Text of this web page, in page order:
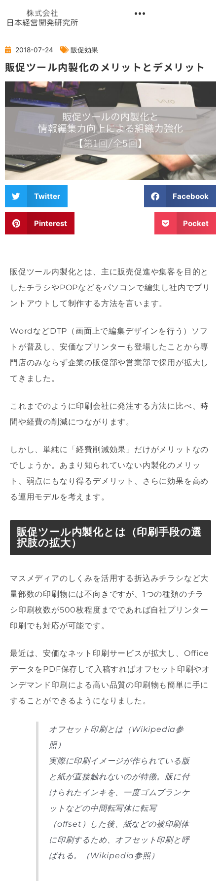
キ
プ
2018-07-24 販促効果
販促ツール内製化のメリットとデメリット
Twitter Facebook
Pinterest Pocket
販促ツール内製化とは、主に販売促進や集客を目的と
したチラシやPOPなどをパソコンで編集し社内でプリ
ントアウトして制作する方法を言います。
WordなどDTP（画面上で編集デザインを行う）ソフ
トが普及し、安価なプリンターも登場したことから専
門店のみならず企業の販促部や営業部で採用が拡大し
てきました。
これまでのように印刷会社に発注する方法に比べ、時
間や経費の削減につながります。
しかし、単純に「経費削減効果」だけがメリットなの
でしょうか。あまり知られていない内製化のメリッ
ト、弱点にもなり得るデメリット、さらに効果を高め
る運用モデルを考えます。
販促ツール内製化とは（印刷手段の選
択肢の拡大）
マスメディアのしくみを活用する折込みチラシなど大
量部数の印刷物には不向きですが、1つの種類のチラ
シ印刷枚数が500枚程度までであれば自社プリンター
印刷でも対応が可能です。
最近は、安価なネット印刷サービスが拡大し、Office
データをPDF保存して入稿すればオフセット印刷やオ
ンデマンド印刷による高い品質の印刷物も簡単に手に
することができるようになりました。
オフセット印刷とは（Wikipedia参
照）
実際に印刷イメージが作られている版
と紙が直接触れないのが特徴。版に付
けられたインキを、一度ゴムブランケ
ットなどの中間転写体に転写
（offset）した後、紙などの被印刷体
に印刷するため、オフセット印刷と呼
ばれる。（Wikipedia参照）